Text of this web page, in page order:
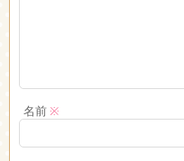
名前※